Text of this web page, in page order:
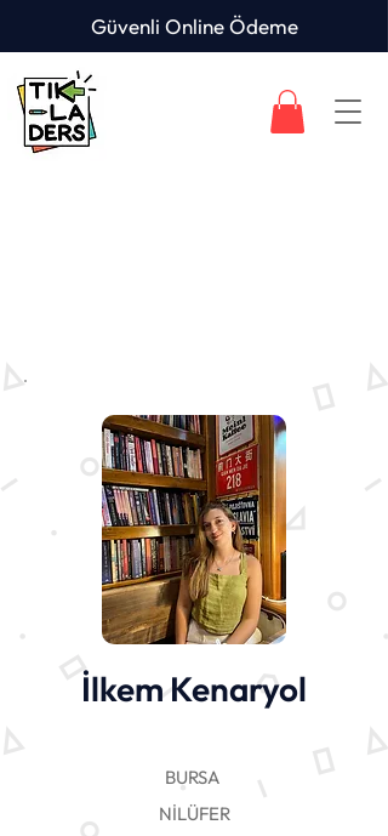
Güvenli Online Ödeme
İlkem Kenaryol
BURSA
NİLÜFER